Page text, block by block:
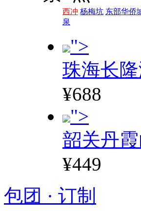
西冲 杨梅坑 东部华侨
泉
">
珠海长
¥688
">
韶关丹
¥449
包团 · 订制